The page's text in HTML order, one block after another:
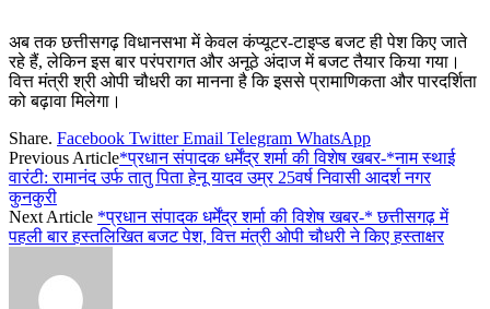
अब तक छत्तीसगढ़ विधानसभा में केवल कंप्यूटर-टाइप्ड बजट ही पेश किए जाते
रहे हैं, लेकिन इस बार परंपरागत और अनूठे अंदाज में बजट तैयार किया गया।
वित्त मंत्री श्री ओपी चौधरी का मानना है कि इससे प्रामाणिकता और पारदर्शिता
को बढ़ावा मिलेगा।
Share. Facebook Twitter Email Telegram WhatsApp
Previous Article*प्रधान संपादक धर्मेंद्र शर्मा की विशेष खबर-*नाम स्थाई
वारंटी: रामानंद उर्फ तातु पिता हेनू यादव उम्र 25वर्ष निवासी आदर्श नगर
कुनकुरी
Next Article *प्रधान संपादक धर्मेंद्र शर्मा की विशेष खबर-* छत्तीसगढ़ में
पहली बार हस्तलिखित बजट पेश, वित्त मंत्री ओपी चौधरी ने किए हस्ताक्षर